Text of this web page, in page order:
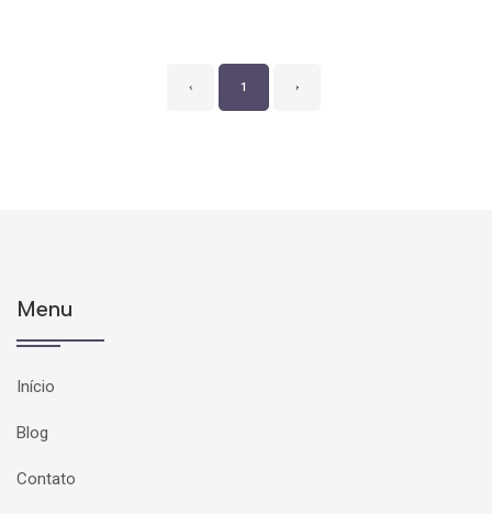
‹ 1 ›
Menu
Início
Blog
Contato